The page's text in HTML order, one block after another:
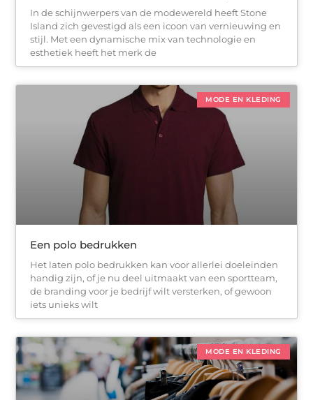
In de schijnwerpers van de modewereld heeft Stone
Island zich gevestigd als een icoon van vernieuwing en
stijl. Met een dynamische mix van technologie en
esthetiek heeft het merk de
MODE EN KLEDING
Een polo bedrukken
Het laten polo bedrukken kan voor allerlei doeleinden
handig zijn, of je nu deel uitmaakt van een sportteam,
de branding voor je bedrijf wilt versterken, of gewoon
iets unieks wilt
MODE EN KLEDING